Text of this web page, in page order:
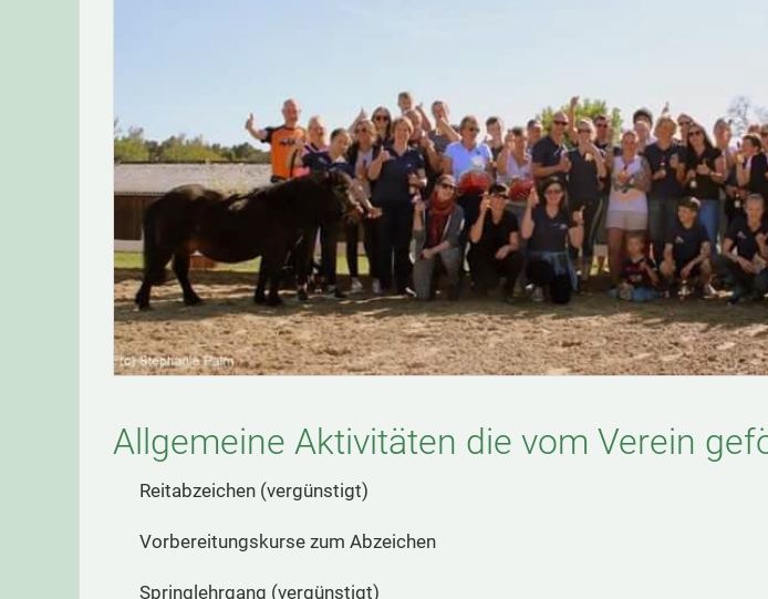
Allgemeine Aktivitäten die vom Verein
Reitabzeichen (vergünstigt)
Vorbereitungskurse zum Abzeichen
Springlehrgang (vergünstigt)